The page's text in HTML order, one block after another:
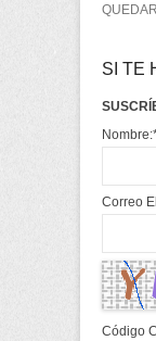
SI TE
Nombre:
Correo
Código